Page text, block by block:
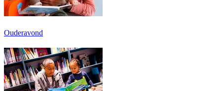
Ouderavond